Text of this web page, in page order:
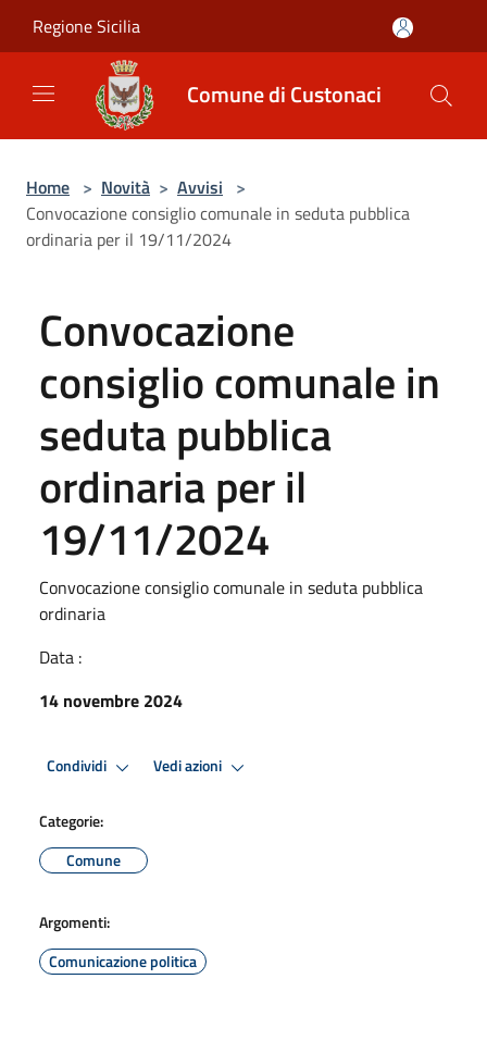
Regione Sicilia
Comune di Custonaci
Home > Novità > Avvisi >
Convocazione consiglio comunale in seduta pubblica
ordinaria per il 19/11/2024
Convocazione
consiglio comunale in
seduta pubblica
ordinaria per il
19/11/2024
Convocazione consiglio comunale in seduta pubblica
ordinaria
Data :
14 novembre 2024
Condividi Vedi azioni
Categorie:
Comune
Argomenti:
Comunicazione politica